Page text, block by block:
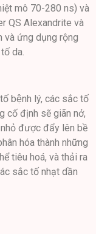
mô 70-280 ns) và
QS Alexandrite và
và ứng dụng rộng
da.
bệnh lý, các sắc tố
cố định sẽ giãn nở,
được đẩy lên bề
hóa thành những
tiêu hoá, và thải ra
sắc tố nhạt dần